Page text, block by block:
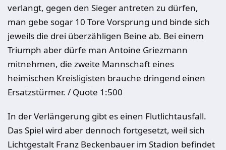
verlangt, gegen den Sieger antreten zu dürfen,
man gebe sogar 10 Tore Vorsprung und binde sich
jeweils die drei überzähligen Beine ab. Bei einem
Triumph aber dürfe man Antoine Griezmann
mitnehmen, die zweite Mannschaft eines
heimischen Kreisligisten brauche dringend einen
Ersatzstürmer. / Quote 1:500
In der Verlängerung gibt es einen Flutlichtausfall.
Das Spiel wird aber dennoch fortgesetzt, weil sich
Lichtgestalt Franz Beckenbauer im Stadion befindet